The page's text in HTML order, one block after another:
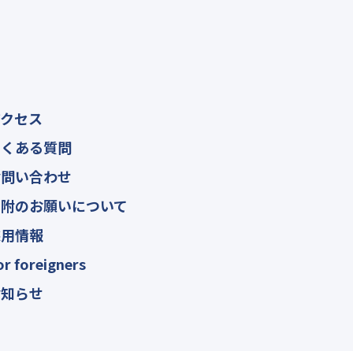
セス
ある質問
い合わせ
のお願いについて
情報
foreigners
らせ